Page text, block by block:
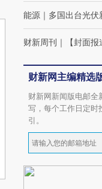
能源 ｜ 多国出台光伏
财新周刊 ｜ 【封面
财新网主编精选
财新网新闻版电邮全
写，每个工作日定时
引。